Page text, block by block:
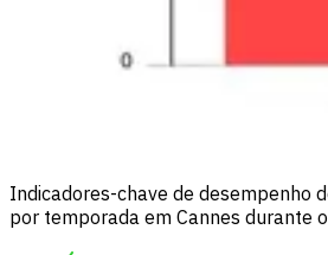
Indicadores-chave de desempenho
por temporada em Cannes durante